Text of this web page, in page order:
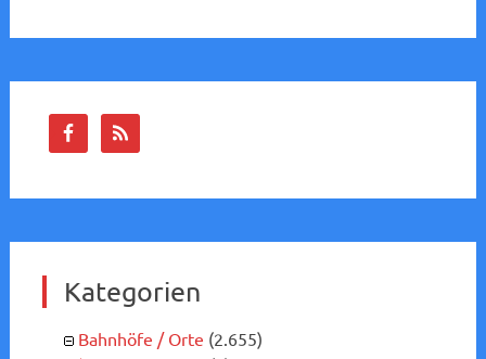
Kategorien
Bahnhöfe / Orte (2.655)